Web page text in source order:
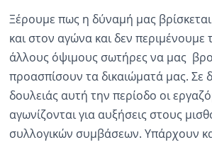
Ξέρουμε πως η δύναμή μας
και στον αγώνα και δεν
άλλους όψιμους σωτήρες να μας
προασπίσουν τα δικαιώματά μας. Σε
δουλειάς αυτή την περίοδο οι
αγωνίζονται για αυξήσεις στους
συλλογικών συμβάσεων. Υπάρχουν